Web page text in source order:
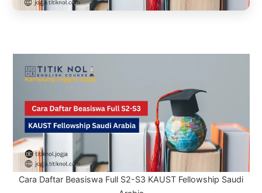
Cara Daftar Beasiswa Full S2-S3 KAUST Fellowship Saudi